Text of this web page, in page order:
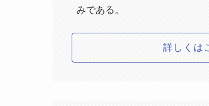
みである。
詳しくは